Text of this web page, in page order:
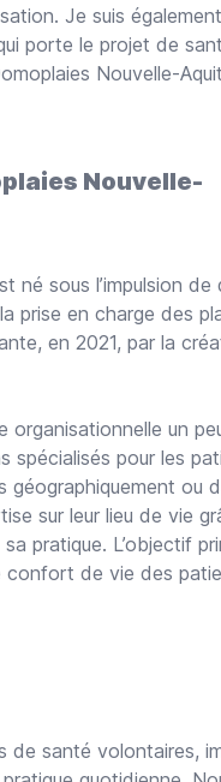
Je suis
porte le projet de
Nouvelle-
Nouvelle-
né sous l’impulsion de
prise en charge des
en 2021, par la
organisationnelle un
spécialisés pour les
ou
sur leur lieu de vie
pratique. L’objectif
confort de vie des
de santé volontaires,